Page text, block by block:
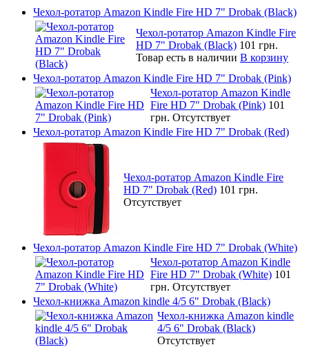
Чехол-ротатор Amazon Kindle Fire HD 7" Drobak (Black)
Чехол-ротатор Amazon Kindle Fire
HD 7" Drobak (Black) 101 грн.
Товар есть в наличии В корзину
Чехол-ротатор Amazon Kindle Fire HD 7" Drobak (Pink)
Чехол-ротатор Amazon Kindle
Fire HD 7" Drobak (Pink) 101
грн. Отсутствует
Чехол-ротатор Amazon Kindle Fire HD 7" Drobak (Red)
Чехол-ротатор Amazon Kindle Fire
HD 7" Drobak (Red) 101 грн.
Отсутствует
Чехол-ротатор Amazon Kindle Fire HD 7" Drobak (White)
Чехол-ротатор Amazon Kindle
Fire HD 7" Drobak (White) 101
грн. Отсутствует
Чехол-книжка Amazon kindle 4/5 6" Drobak (Black)
Чехол-книжка Amazon kindle
4/5 6" Drobak (Black)
Отсутствует